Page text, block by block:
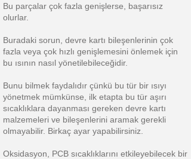
Bu parçalar çok fazla genişlerse, başarısız
olurlar.
Buradaki sorun, devre kartı bileşenlerinin çok
fazla veya çok hızlı genişlemesini önlemek için
bu ısının nasıl yönetilebileceğidir.
Bunu bilmek faydalıdır çünkü bu tür bir ısıyı
yönetmek mümkünse, ilk etapta bu tür aşırı
sıcaklıklara dayanması gereken devre kartı
malzemeleri ve bileşenlerini aramak gerekli
olmayabilir. Birkaç ayar yapabilirsiniz.
Oksidasyon, PCB sıcaklıklarını etkileyebilecek bir